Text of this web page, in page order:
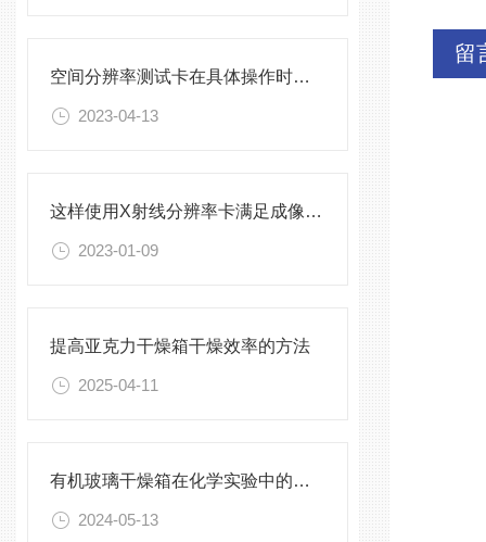
空间分辨率测试卡在具体操作时，应该注意些什么？
2023-04-13
这样使用X射线分辨率卡满足成像系统的测试需求
2023-01-09
提高亚克力干燥箱干燥效率的方法
2025-04-11
有机玻璃干燥箱在化学实验中的应用
2024-05-13
留